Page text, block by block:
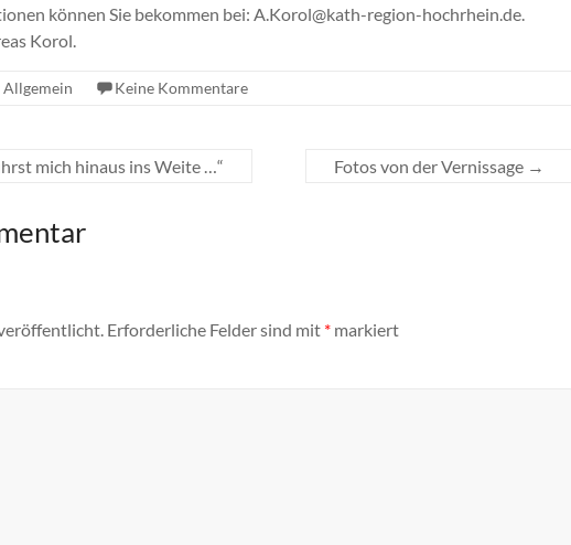
können Sie bekommen bei: A.Korol@kath-region-hochrhein.de.
Korol.
Allgemein Keine Kommentare
mich hinaus ins Weite …“ Fotos von der Vernissage →
Erforderliche Felder sind mit * markiert